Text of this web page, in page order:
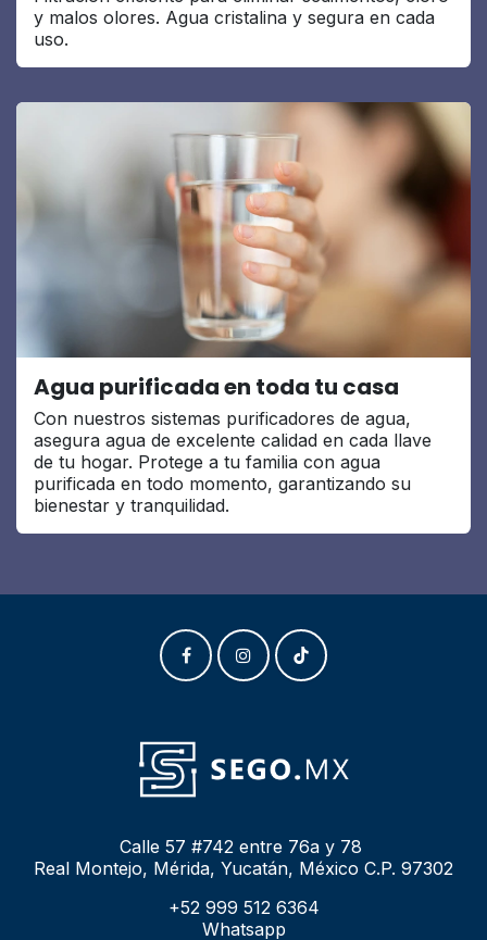
y malos olores. Agua cristalina y segura en cada
uso.
Agua purificada en toda tu casa
Con nuestros sistemas purificadores de agua,
asegura agua de excelente calidad en cada llave
de tu hogar. Protege a tu familia con agua
purificada en todo momento, garantizando su
bienestar y tranquilidad.
Calle 57 #742 entre 76a y 78
Real Montejo, Mérida, Yucatán, México C.P. 97302
+52 999 512 6364
Whatsapp